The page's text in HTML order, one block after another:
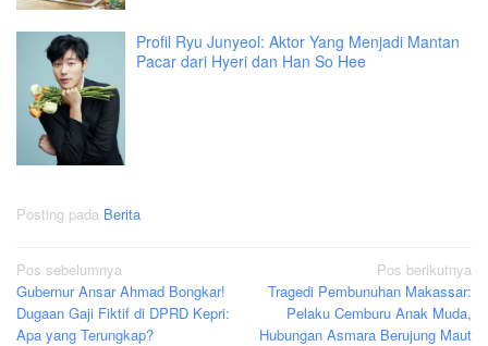
Profil Ryu Junyeol: Aktor Yang Menjadi Mantan
Pacar dari Hyeri dan Han So Hee
Posting pada Berita
Navigasi
pos
Pos sebelumnya
Gubernur Ansar Ahmad Bongkar!
Dugaan Gaji Fiktif di DPRD Kepri:
Apa yang Terungkap?
Pos berikutnya
Tragedi Pembunuhan Makassar:
Pelaku Cemburu Anak Muda,
Hubungan Asmara Berujung Maut